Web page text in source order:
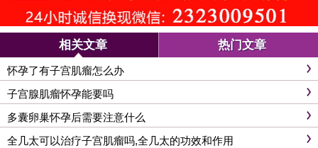
相关文章 热门文章
怀孕了有子宫肌瘤怎么办
子宫腺肌瘤怀孕能要吗
多囊卵巢怀孕后需要注意什么
全几太可以治疗子宫肌瘤吗,全几太的功效和作用